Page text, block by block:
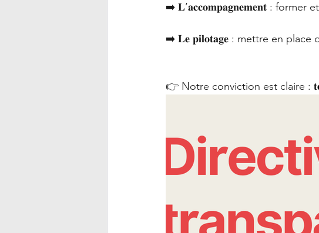
➡️ 𝐋’𝐚𝐜𝐜𝐨𝐦𝐩𝐚𝐠𝐧𝐞𝐦𝐞𝐧𝐭 : former
➡️ 𝐋𝐞 𝐩𝐢𝐥𝐨𝐭𝐚𝐠𝐞 : mettre en
👉 Notre conviction est claire :